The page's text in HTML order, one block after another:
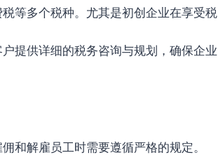
等多个税种。尤其是初创企业在享受税
提供详细的税务咨询与规划，确保企业
和解雇员工时需要遵循严格的规定。